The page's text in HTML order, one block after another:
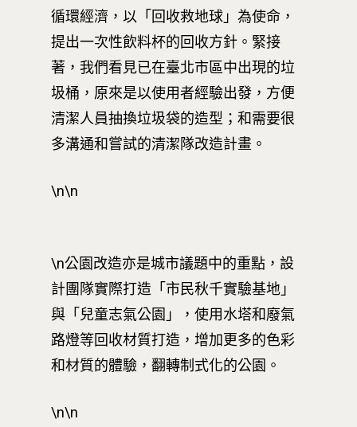
循環經濟，以「回收救地球」為使命，
提出一次性飲料杯的回收方針。緊接
著，我們看見已在臺北市區中出現的垃
圾桶，原來是以使用者經驗出發，方便
清潔人員抽換垃圾袋的造型；和需要很
多溝通和嘗試的清潔隊改造計畫。
\n\n
\n公園改造亦是城市議題中的重點，設
計團隊實際打造「市民秋千實驗基地」
與「兒童志氣公園」，使用水塔和廢氣
路燈等回收材質打造，增加更多的色彩
和材質的體驗，翻轉制式化的公園。
\n\n
相關法規
團隊成員
領域專長
創新教育中心
創新領域學士學位學程
創意創業學分學程
相關計畫
跟著董總實習
企業出題X臺大解題
相關表單
D電子報